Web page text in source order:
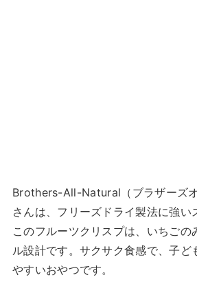
Brothers-All-Natural（ブラザーズオ
さんは、フリーズドライ製法に強い
このフルーツクリスプは、いちごの
ル設計です。サクサク食感で、子ど
やすいおやつです。